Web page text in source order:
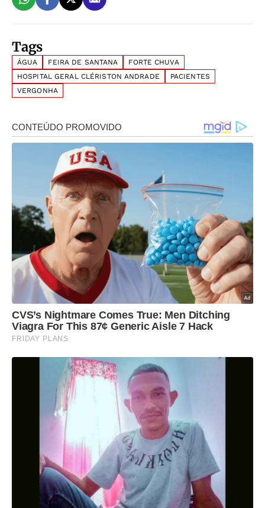
Tags
ÁGUA FEIRA DE SANTANA
FORTE CHUVA
HOSPITAL GERAL CLÉRISTON ANDRADE
PACIENTES
VERGONHA